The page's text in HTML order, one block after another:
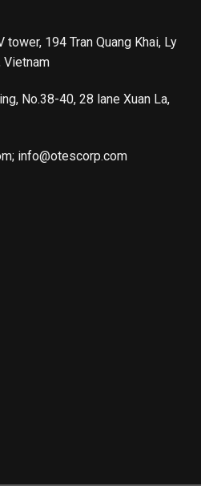
tower, 194 Tran Quang Khai, Ly
Vietnam
No.38-40, 28 lane Xuan La,
info@otescorp.com